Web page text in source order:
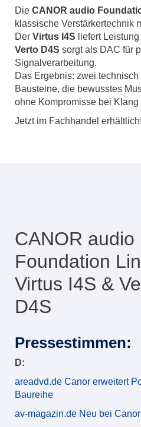
Die CANOR audio
klassische Verstärkertechnik
Der Virtus I4S liefert
Verto D4S sorgt als DAC für
Signalverarbeitung.
Das Ergebnis: zwei
Bausteine, die bewusstes
ohne Kompromisse bei
Jetzt im Fachhandel erhältlich!
CANOR audio
Foundation
Virtus I4S &
D4S
Pressestimmen:
D:
areadvd.de Canor erweitert
Baureihe
av-magazin.de Neu bei Canor